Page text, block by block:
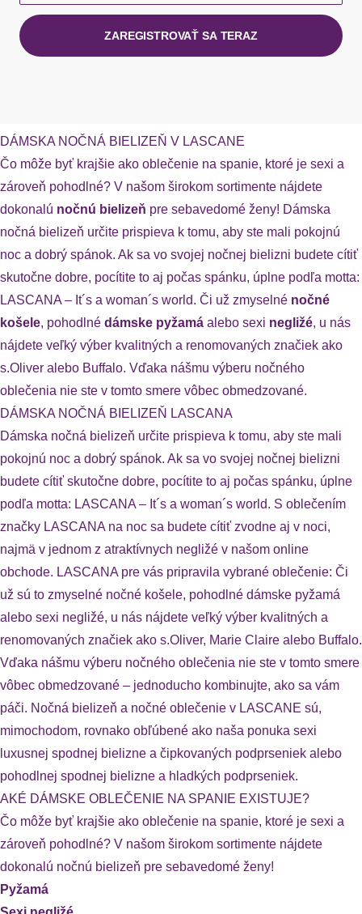
ZAREGISTROVAŤ SA TERAZ
DÁMSKA NOČNÁ BIELIZEŇ V LASCANE
Čo môže byť krajšie ako oblečenie na spanie, ktoré je sexi a
zároveň pohodlné? V našom širokom sortimente nájdete
dokonalú nočnú bielizeň pre sebavedomé ženy! Dámska
nočná bielizeň určite prispieva k tomu, aby ste mali pokojnú
noc a dobrý spánok. Ak sa vo svojej nočnej bielizni budete cítiť
skutočne dobre, pocítite to aj počas spánku, úplne podľa motta:
LASCANA – It´s a woman´s world. Či už zmyselné nočné
košele, pohodlné dámske pyžamá alebo sexi negližé, u nás
nájdete veľký výber kvalitných a renomovaných značiek ako
s.Oliver alebo Buffalo. Vďaka nášmu výberu nočného
oblečenia nie ste v tomto smere vôbec obmedzované.
DÁMSKA NOČNÁ BIELIZEŇ LASCANA
Dámska nočná bielizeň určite prispieva k tomu, aby ste mali
pokojnú noc a dobrý spánok. Ak sa vo svojej nočnej bielizni
budete cítiť skutočne dobre, pocítite to aj počas spánku, úplne
podľa motta: LASCANA – It´s a woman´s world. S oblečením
značky LASCANA na noc sa budete cítiť zvodne aj v noci,
najmä v jednom z atraktívnych negližé v našom online
obchode. LASCANA pre vás pripravila vybrané oblečenie: Či
už sú to zmyselné nočné košele, pohodlné dámske pyžamá
alebo sexi negližé, u nás nájdete veľký výber kvalitných a
renomovaných značiek ako s.Oliver, Marie Claire alebo Buffalo.
Vďaka nášmu výberu nočného oblečenia nie ste v tomto smere
vôbec obmedzované – jednoducho kombinujte, ako sa vám
páči. Nočná bielizeň a nočné oblečenie v LASCANE sú,
mimochodom, rovnako obľúbené ako naša ponuka sexi
luxusnej spodnej bielizne a čipkovaných podprseniek alebo
pohodlnej spodnej bielizne a hladkých podprseniek.
AKÉ DÁMSKE OBLEČENIE NA SPANIE EXISTUJE?
Čo môže byť krajšie ako oblečenie na spanie, ktoré je sexi a
zároveň pohodlné? V našom širokom sortimente nájdete
dokonalú nočnú bielizeň pre sebavedomé ženy!
Pyžamá